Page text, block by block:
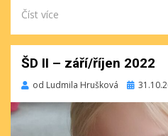
Číst více
ŠD II – září/říjen 2022
od Ludmila Hrušková